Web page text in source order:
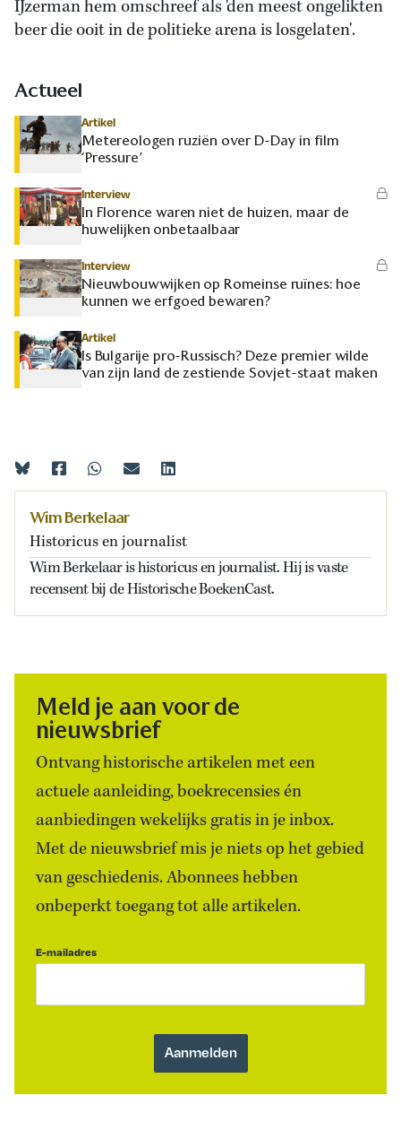
IJzerman hem omschreef als 'den meest ongelikten
beer die ooit in de politieke arena is losgelaten'.
Actueel
Artikel
Metereologen ruziën over D-Day in film
‘Pressure’
Interview
In Florence waren niet de huizen, maar de
huwelijken onbetaalbaar
Interview
Nieuwbouwwijken op Romeinse ruïnes: hoe
kunnen we erfgoed bewaren?
Artikel
Is Bulgarije pro-Russisch? Deze premier wilde
van zijn land de zestiende Sovjet-staat maken
Wim Berkelaar
Historicus en journalist
Wim Berkelaar is historicus en journalist. Hij is vaste
recensent bij de Historische BoekenCast.
Meld je aan voor de
nieuwsbrief
Ontvang historische artikelen met een
actuele aanleiding, boekrecensies én
aanbiedingen wekelijks gratis in je inbox.
Met de nieuwsbrief mis je niets op het gebied
van geschiedenis. Abonnees hebben
onbeperkt toegang tot alle artikelen.
E-mailadres